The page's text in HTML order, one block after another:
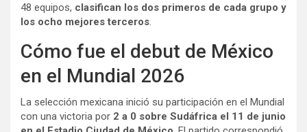
48 equipos, clasifican los dos primeros de cada grupo y
los ocho mejores terceros.
Cómo fue el debut de México
en el Mundial 2026
La selección mexicana inició su participación en el Mundial
con una victoria por 2 a 0 sobre Sudáfrica el 11 de junio